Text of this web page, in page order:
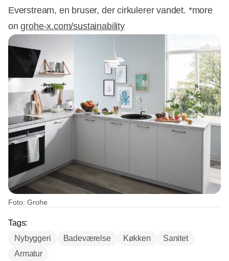
Everstream, en bruser, der cirkulerer vandet. *more
ongrohe-x.com/sustainability
Foto: Grohe
Tags:
Nybyggeri
Badeværelse Køkken
Sanitet
Armatur